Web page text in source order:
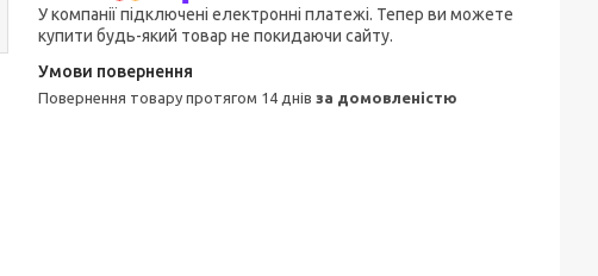
У компанії підключені електронні платежі. Тепер ви можете
купити будь-який товар не покидаючи сайту.
повернення товару протягом 14 днів за домовленістю